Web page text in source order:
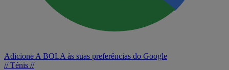
Adicione A BOLA às suas preferências do Google
// Ténis //